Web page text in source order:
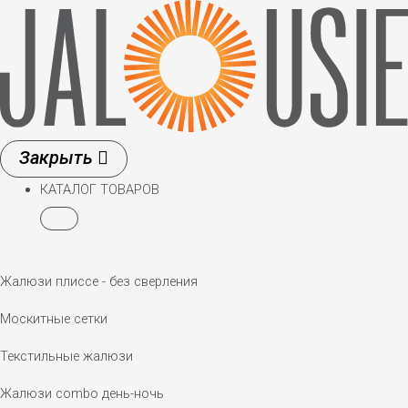
Перейти
содержимому
КАТАЛОГ ТОВАРОВ
Жалюзи плиссе - без сверления
Москитные сетки
Текстильные жалюзи
Жалюзи combo день-ночь